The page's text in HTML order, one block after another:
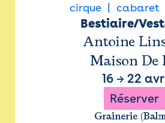
cirque cabaret
Bestiaire/
Antoine
Maison De
16→ 22
Réserver
Grainerie